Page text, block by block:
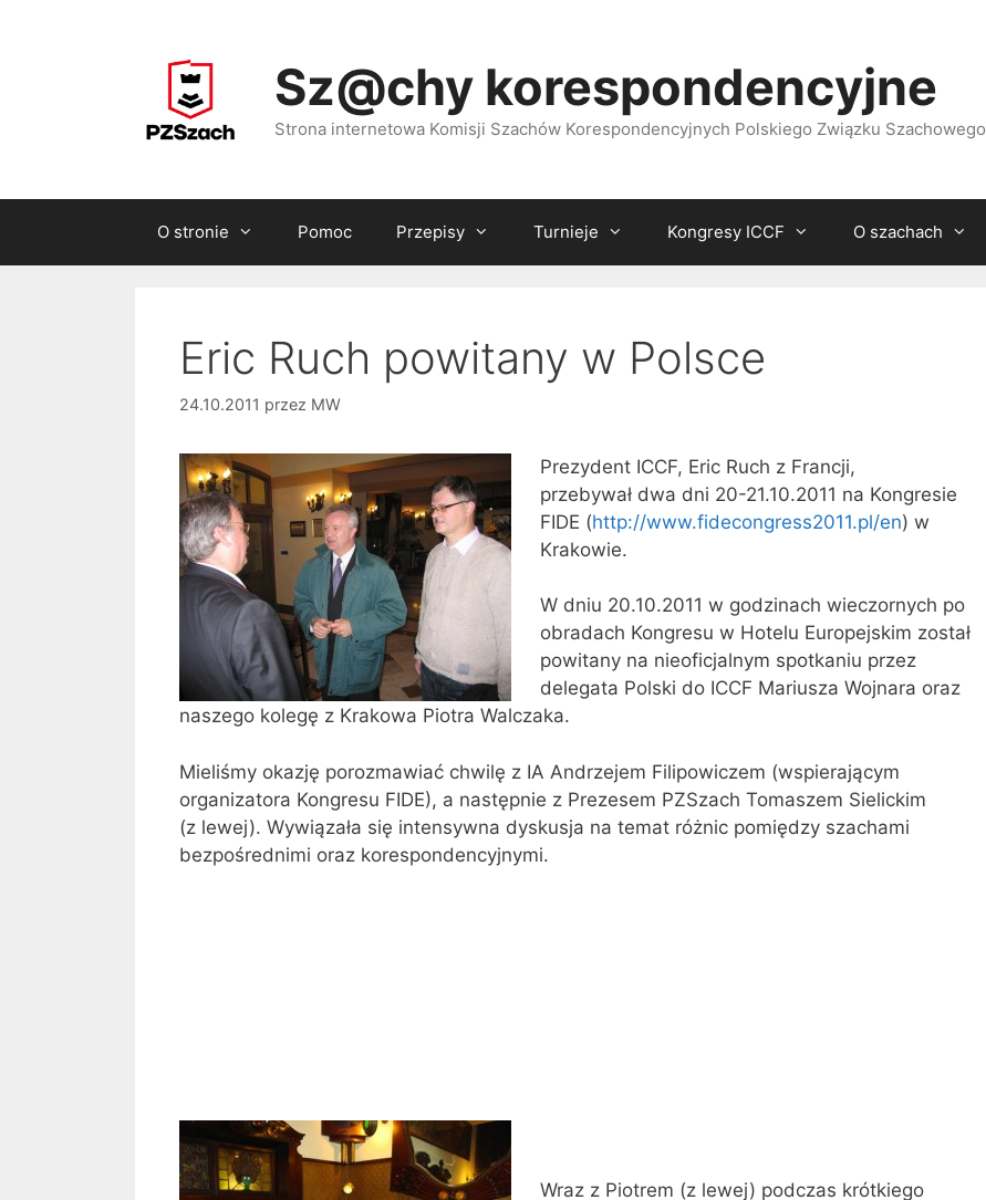
Sz@chy korespondencyjne
Strona internetowa Komisji Szachów Korespondencyjnych Polskiego Związku Szachowego
O stronie Pomoc Przepisy Turnieje Kongresy ICCF O szachach
Eric Ruch powitany w Polsce
24.10.2011 przez MW
Prezydent ICCF, Eric Ruch z Francji,
przebywał dwa dni 20-21.10.2011 na Kongresie
FIDE (http://www.fidecongress2011.pl/en) w
Krakowie.
W dniu 20.10.2011 w godzinach wieczornych po
obradach Kongresu w Hotelu Europejskim został
powitany na nieoficjalnym spotkaniu przez
delegata Polski do ICCF Mariusza Wojnara oraz
naszego kolegę z Krakowa Piotra Walczaka.
Mieliśmy okazję porozmawiać chwilę z IA Andrzejem Filipowiczem (wspierającym
organizatora Kongresu FIDE), a następnie z Prezesem PZSzach Tomaszem Sielickim
(z lewej). Wywiązała się intensywna dyskusja na temat różnic pomiędzy szachami
bezpośrednimi oraz korespondencyjnymi.
Wraz z Piotrem (z lewej) podczas krótkiego